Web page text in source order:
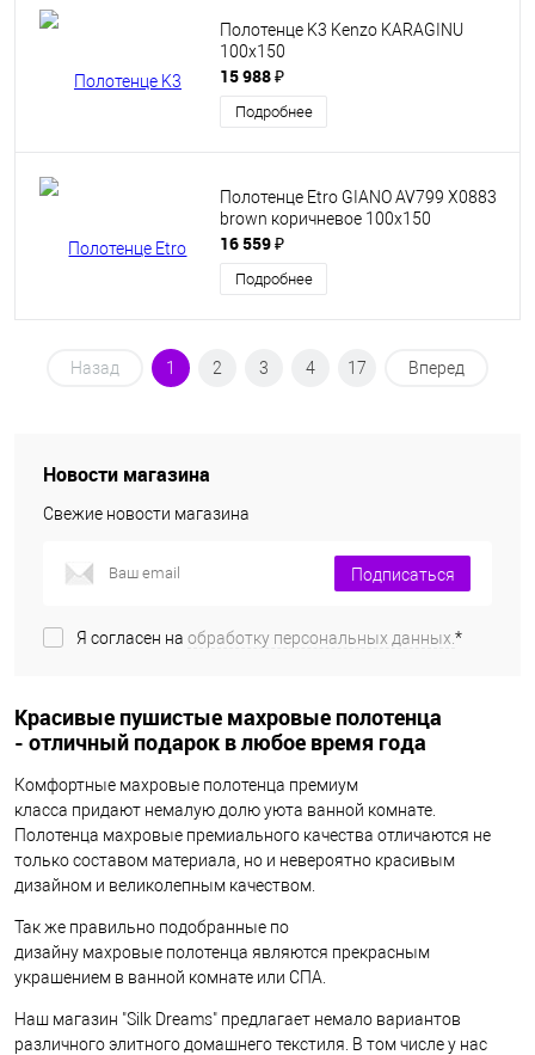
Полотенце K3 Kenzo KARAGINU
100x150
15 988 ₽
Подробнее
Полотенце Etro GIANO AV799 X0883
brown коричневое 100х150
16 559 ₽
Подробнее
Назад 1 2 3 4 17 Вперед
Новости магазина
Свежие новости магазина
Подписаться
Я согласен на обработку персональных данных.*
Красивые пушистые махровые полотенца
- отличный подарок в любое время года
Комфортные махровые полотенца премиум
класса придают немалую долю уюта ванной комнате.
Полотенца махровые премиального качества отличаются не
только составом материала, но и невероятно красивым
дизайном и великолепным качеством.
Так же правильно подобранные по
дизайну махровые полотенца являются прекрасным
украшением в ванной комнате или СПА.
Наш магазин "Silk Dreams" предлагает немало вариантов
различного элитного домашнего текстиля. В том числе у нас